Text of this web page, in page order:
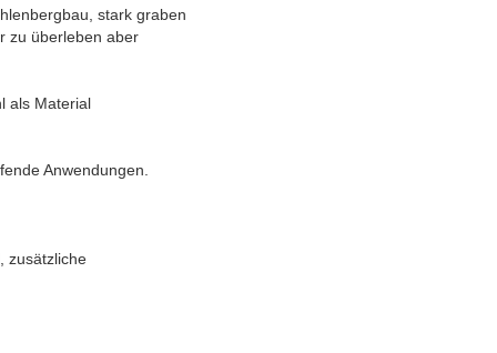
stark graben
zu überleben aber
als Material
Anwendungen.
zusätzliche